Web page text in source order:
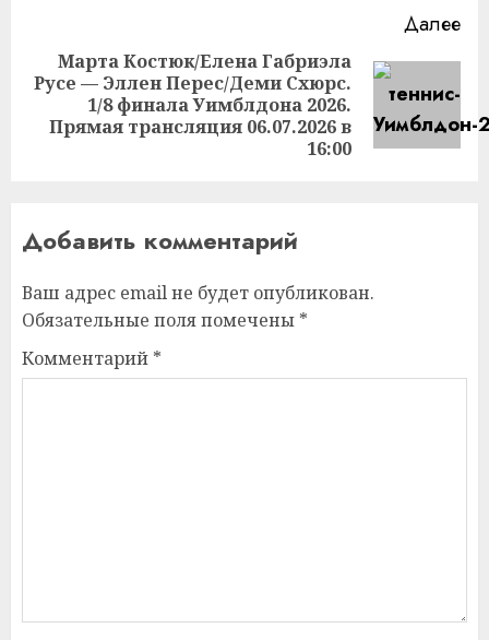
Далее
Следующая
запись:
Марта Костюк/Елена Габриэла
Русе — Эллен Перес/Деми Схюрс.
1/8 финала Уимблдона 2026.
Прямая трансляция 06.07.2026 в
16:00
Добавить комментарий
Ваш адрес email не будет опубликован.
Обязательные поля помечены *
Комментарий *